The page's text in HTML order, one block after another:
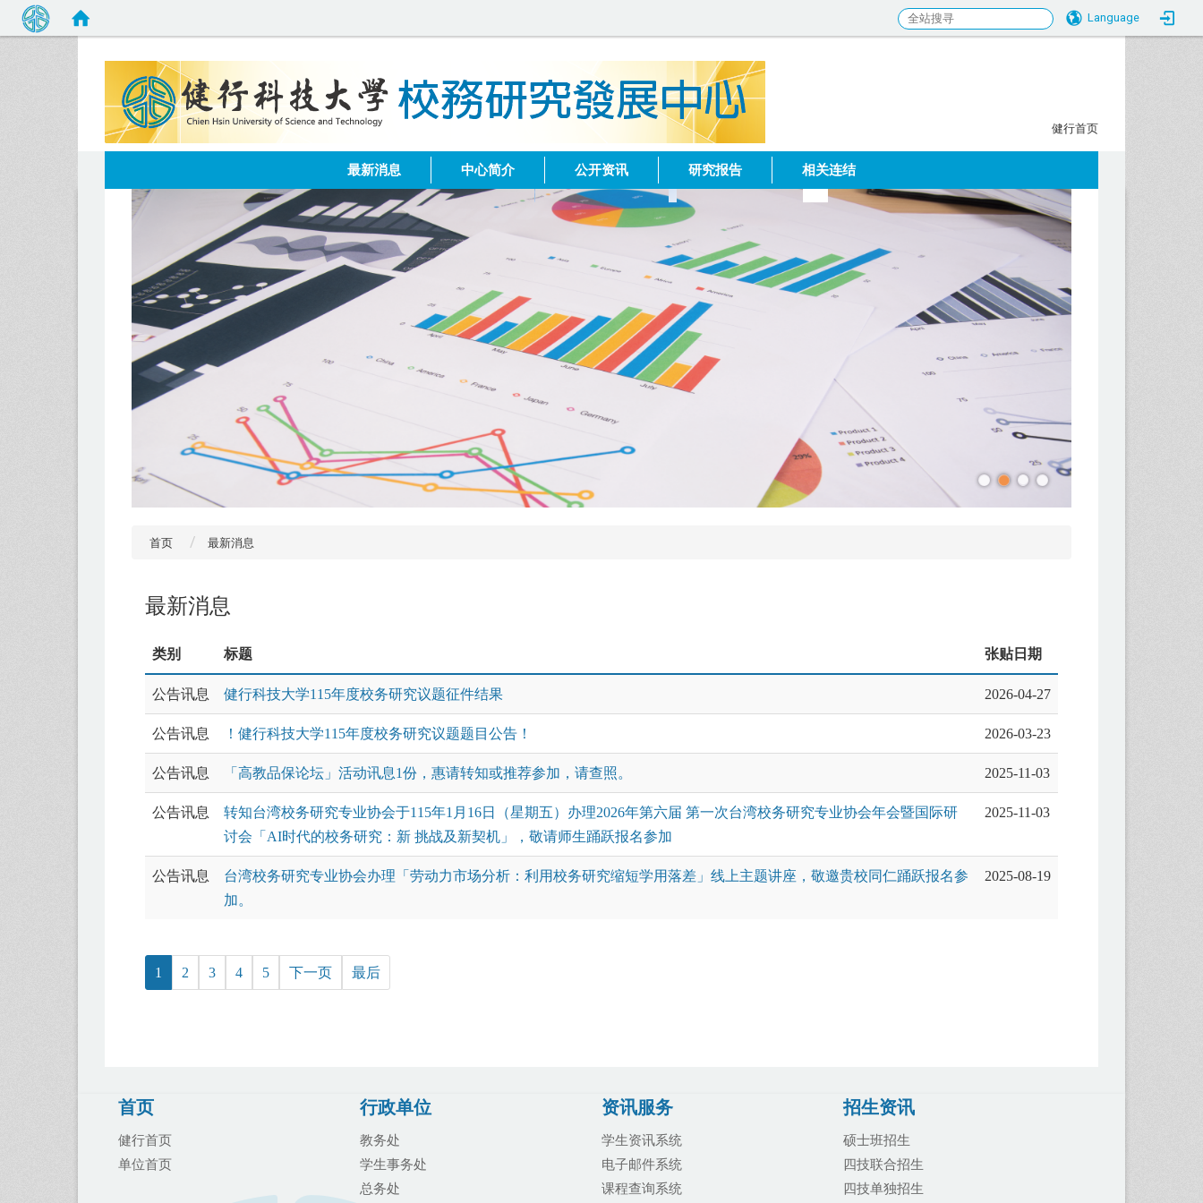
Language
健行首页
最新消息 中心简介 公开资讯 研究报告 相关连结
首页 最新消息
最新消息
类别 标题 张贴日期
公告讯息 健行科技大学115年度校务研究议题征件结果 2026-04-27
公告讯息 ！健行科技大学115年度校务研究议题题目公告！ 2026-03-23
公告讯息 「高教品保论坛」活动讯息1份，惠请转知或推荐参加，请查照。 2025-11-03
公告讯息
转知台湾校务研究专业协会于115年1月16日（星期五）办理2026年第六届 第一次台湾校务研究专业协会年会暨国际研
讨会「AI时代的校务研究：新 挑战及新契机」，敬请师生踊跃报名参加
2025-11-03
公告讯息
台湾校务研究专业协会办理「劳动力市场分析：利用校务研究缩短学用落差」线上主题讲座，敬邀贵校同仁踊跃报名参
加。
2025-08-19
1 2 3 4 5 下一页 最后
首页
健行首页
单位首页
行政单位
教务处
学生事务处
总务处
资讯服务
学生资讯系统
电子邮件系统
课程查询系统
招生资讯
硕士班招生
四技联合招生
四技单独招生